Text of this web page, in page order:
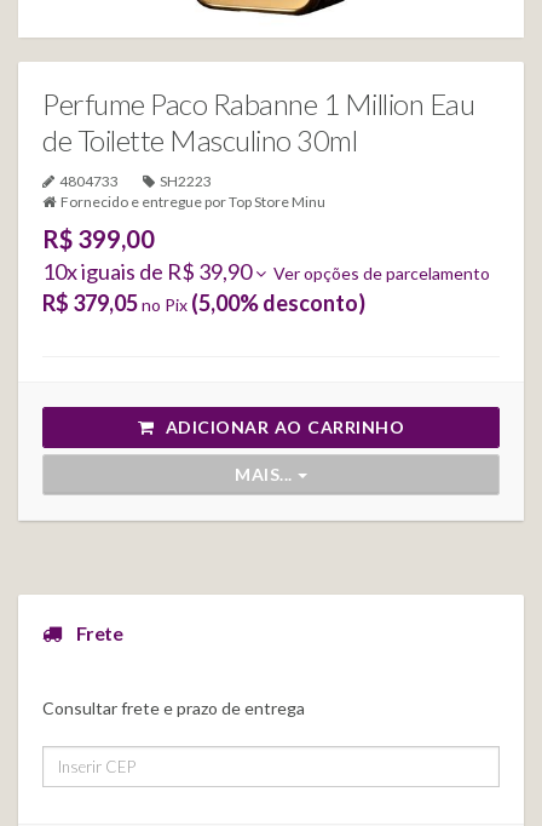
Perfume Paco Rabanne 1 Million Eau
de Toilette Masculino 30ml
4804733
SH2223
Fornecido e entregue porTop Store Minu
R$ 399,00
10x iguais de R$ 39,90 Ver opções de parcelamento
R$ 379,05no Pix (5,00% desconto)
ADICIONAR AO CARRINHO
MAIS...
Frete
Consultar frete e prazo de entrega